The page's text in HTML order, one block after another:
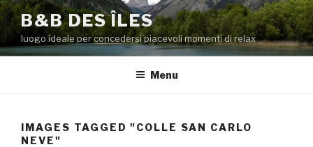
Salta
al
contenuto
B&B DES ÎLES
luogo ideale per concedersi piacevoli momenti di relax
Menu
IMAGES TAGGED "COLLE SAN CARLO
NEVE"